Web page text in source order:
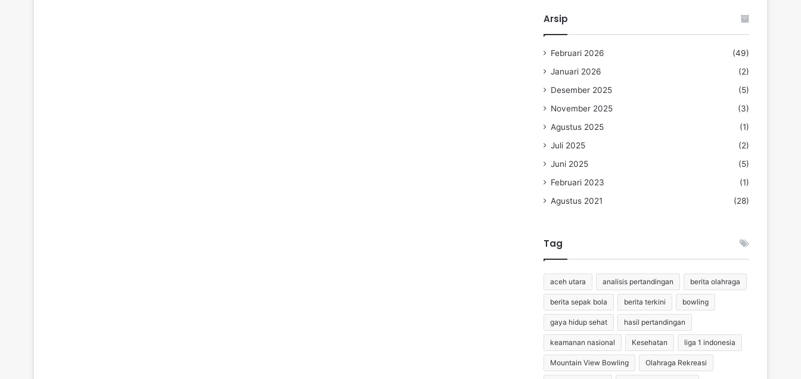
Arsip
Februari 2026
(49)
Januari 2026
(2)
Desember 2025
(5)
November 2025
(3)
Agustus 2025
(1)
Juli 2025
(2)
Juni 2025
(5)
Februari 2023
(1)
Agustus 2021
(28)
Tag
aceh utara analisis pertandingan berita olahraga
berita sepak bola berita terkini bowling
gaya hidup sehat hasil pertandingan
keamanan nasional Kesehatan liga 1 indonesia
Mountain View Bowling Olahraga Rekreasi